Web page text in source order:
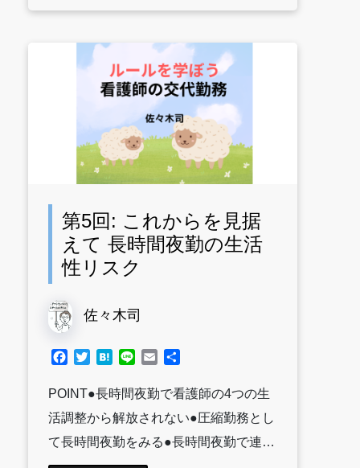
第5回: これからを見据
えて 長時間夜勤の生活
性リスク
佐々木司
Facebook
TwitterHatena
Line Email
POINT●長時間夜勤で看護師の4つの生
活調整から解放されない●圧縮勤務とし
て長時間夜勤をみる●長時間夜勤で連…